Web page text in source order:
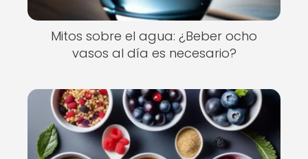
Mitos sobre el agua: ¿Beber ocho
vasos al día es necesario?